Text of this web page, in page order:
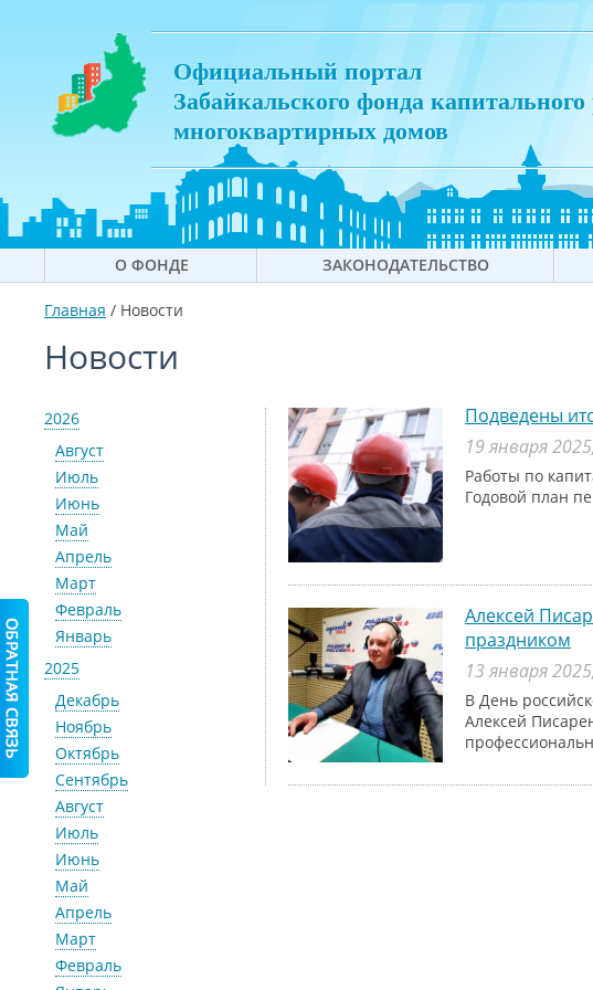
Официальный портал
Забайкальского фонда
многоквартирных домов
О ФОНДЕ ЗАКОНОДАТЕЛЬСТВО
Главная / Новости
Новости
2026
Август
Июль
Июнь
Май
Апрель
Март
Февраль
Январь
2025
Декабрь
Ноябрь
Октябрь
Сентябрь
Август
Июль
Июнь
Май
Апрель
Март
Февраль
Подведены
19 января
Работы по
Годовой план
Алексей
праздником
13 января
В День
Алексей